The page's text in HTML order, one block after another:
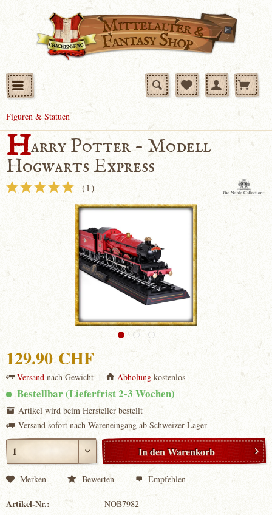
Figuren & Statuen
Harry Potter - Modell
Hogwarts Express
(1)
129.90 CHF
Versandnach Gewicht | Abholungkostenlos
Bestellbar (Lieferfrist 2-3 Wochen)
Artikel wird beim Hersteller bestellt
Versand sofort nach Wareneingang ab Schweizer Lager
In denWarenkorb
Merken Bewerten Empfehlen
Artikel-Nr.: NOB7982